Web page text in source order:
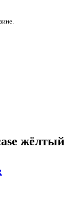
жёлтый